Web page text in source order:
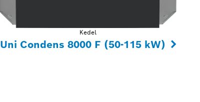
Kedel
Uni Condens 8000 F (50-115 kW)